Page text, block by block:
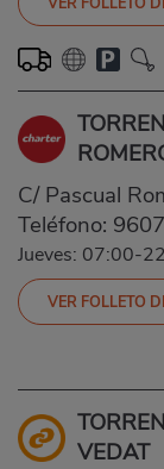
C/ Pascual
Teléfono:
Jueves: 07:00-
VER FOLLETO
VEDAT